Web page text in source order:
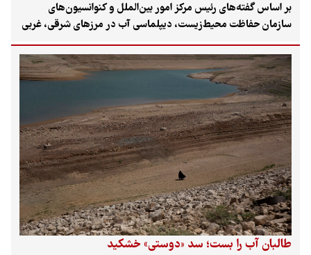
بر اساس گفته‌های رئیس مرکز امور بین‌الملل و کنوانسیون‌های
سازمان حفاظت محیط‌زیست، دیپلماسی آب در مرزهای شرقی، غربی
و شمالی کشور، حتی در دوران جنگ نیز با وجود همه دشواری‌ها
ادامه داشته است. با این حال، کارشناسان حوزه آب و دیپلماسی
معتقدند دیپلماسی آب ایران به‌دلیل در اولویت نبودن مسئله آب،
وجود تحریم‌ها و ناهماهنگی بین‌بخشی، هنوز نتوانسته است گرهی از
بحران‌های آبی کشور باز کند. آنها معتقدند رویکرد کشور نسبت به
دیپلماسی باید تغییر کند، بخش‌های غیررسمی مانند دانشگاه‌ها وارد
این فرایند شوند و از ظرفیت‌های آنها بهره گرفته شود.
طالبان آب را بست؛ سد «دوستی» خشکید